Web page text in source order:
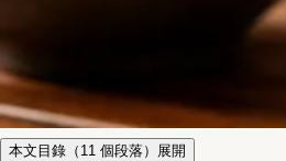
本文目錄（ 11 個段落） 展開